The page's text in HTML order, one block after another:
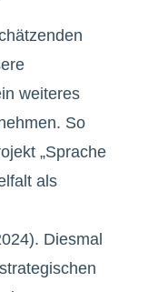
weiteres
So
„Sprache
als
Diesmal